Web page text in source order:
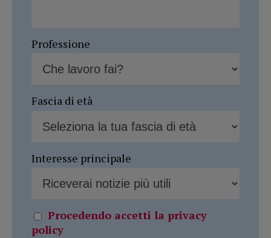
Professione
Fascia di età
Interesse principale
Procedendo accetti la privacy
policy